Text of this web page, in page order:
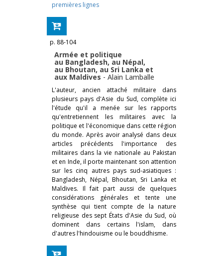
premières lignes
p. 88-104
Armée et politique
au Bangladesh, au Népal,
au Bhoutan, au Sri Lanka et
aux Maldives - Alain Lamballe
L'auteur, ancien attaché militaire dans
plusieurs pays d'Asie du Sud, complète ici
l'étude qu'il a menée sur les rapports
qu'entretiennent les militaires avec la
politique et l'économique dans cette région
du monde. Après avoir analysé dans deux
articles précédents l'importance des
militaires dans la vie nationale au Pakistan
et en Inde, il porte maintenant son attention
sur les cinq autres pays sud-asiatiques :
Bangladesh, Népal, Bhoutan, Sri Lanka et
Maldives. Il fait part aussi de quelques
considérations générales et tente une
synthèse qui tient compte de la nature
religieuse des sept États d'Asie du Sud, où
dominent dans certains l'islam, dans
d'autres l'hindouisme ou le bouddhisme.